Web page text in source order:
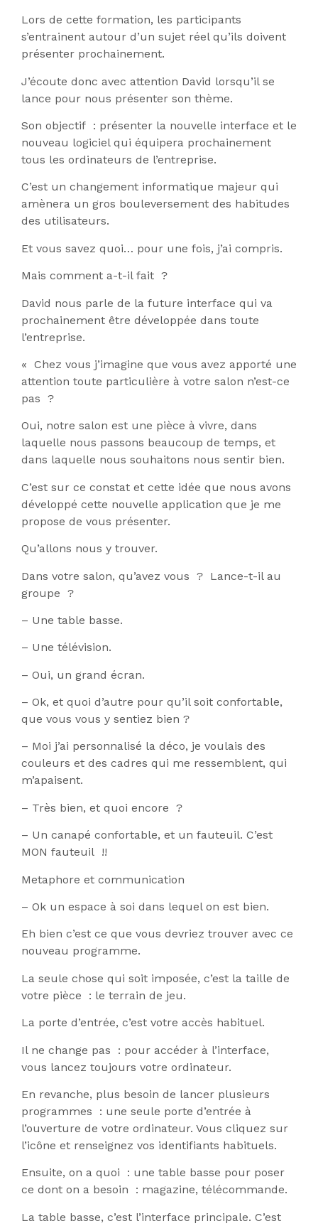
Lors de cette formation, les participants
s’entrainent autour d’un sujet réel qu’ils doivent
présenter prochainement.
J’écoute donc avec attention David lorsqu’il se
lance pour nous présenter son thème.
Son objectif : présenter la nouvelle interface et le
nouveau logiciel qui équipera prochainement
tous les ordinateurs de l’entreprise.
C’est un changement informatique majeur qui
amènera un gros bouleversement des habitudes
des utilisateurs.
Et vous savez quoi… pour une fois, j’ai compris.
Mais comment a-t-il fait ?
David nous parle de la future interface qui va
prochainement être développée dans toute
l’entreprise.
« Chez vous j’imagine que vous avez apporté une
attention toute particulière à votre salon n’est-ce
pas ?
Oui, notre salon est une pièce à vivre, dans
laquelle nous passons beaucoup de temps, et
dans laquelle nous souhaitons nous sentir bien.
C’est sur ce constat et cette idée que nous avons
développé cette nouvelle application que je me
propose de vous présenter.
Qu’allons nous y trouver.
Dans votre salon, qu’avez vous ? Lance-t-il au
groupe ?
– Une table basse.
– Une télévision.
– Oui, un grand écran.
– Ok, et quoi d’autre pour qu’il soit confortable,
que vous vous y sentiez bien ?
– Moi j’ai personnalisé la déco, je voulais des
couleurs et des cadres qui me ressemblent, qui
m’apaisent.
– Très bien, et quoi encore ?
– Un canapé confortable, et un fauteuil. C’est
MON fauteuil !!
Metaphore et communication
– Ok un espace à soi dans lequel on est bien.
Eh bien c’est ce que vous devriez trouver avec ce
nouveau programme.
La seule chose qui soit imposée, c’est la taille de
votre pièce : le terrain de jeu.
La porte d’entrée, c’est votre accès habituel.
Il ne change pas : pour accéder à l’interface,
vous lancez toujours votre ordinateur.
En revanche, plus besoin de lancer plusieurs
programmes : une seule porte d’entrée à
l’ouverture de votre ordinateur. Vous cliquez sur
l’icône et renseignez vos identifiants habituels.
Ensuite, on a quoi : une table basse pour poser
ce dont on a besoin : magazine, télécommande.
La table basse, c’est l’interface principale. C’est